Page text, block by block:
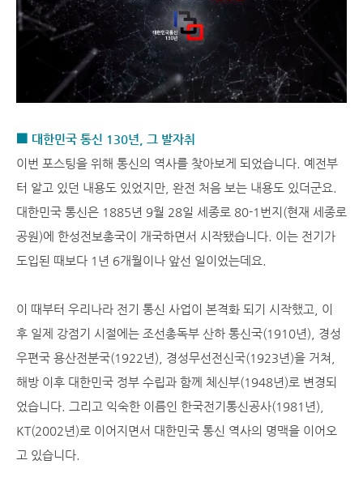
■ 대한민국 통신 130년, 그 발자취
이번 포스팅을 위해 통신의 역사를 찾아보게 되었습니다. 예전부
터 알고 있던 내용도 있었지만, 완전 처음 보는 내용도 있더군요.
대한민국 통신은 1885년 9월 28일 세종로 80-1번지(현재 세종로
공원)에 한성전보총국이 개국하면서 시작됐습니다. 이는 전기가
도입된 때보다 1년 6개월이나 앞선 일이었는데요.
이 때부터 우리나라 전기 통신 사업이 본격화 되기 시작했고, 이
후 일제 강점기 시절에는 조선총독부 산하 통신국(1910년), 경성
우편국 용산전분국(1922년), 경성무선전신국(1923년)을 거쳐,
해방 이후 대한민국 정부 수립과 함께 체신부(1948년)로 변경되
었습니다. 그리고 익숙한 이름인 한국전기통신공사(1981년),
KT(2002년)로 이어지면서 대한민국 통신 역사의 명맥을 이어오
고 있습니다.